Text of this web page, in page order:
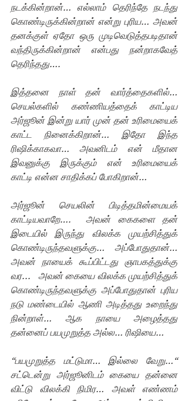
நடக்கின்றான்… எல்லாம் தெரிந்தே நடந்து
கொண்டிருக்கின்றான் என்று புரிய… அவன்
தனக்குள் ஏதோ ஒரு முடிவெடுத்தபடிதான்
வந்திருக்கின்றான் என்பது நன்றாகவேத்
தெரிந்தது….
இத்தனை நாள் தன் வார்த்தைகளில்…
செயல்களில் கண்ணியத்தைக் காட்டிய
அர்ஜூன் இன்று யார் முன் தன் உரிமையைக்
காட்ட நினைக்கிறான்… இதோ இந்த
ரிஷிக்காகவா… அவனிடம் என் மீதான
இவனுக்கு இருக்கும் என் உரிமையைக்
காட்டி என்ன சாதிக்கப் போகிறான்…
அர்ஜூன் செயலின் பிடித்தமின்மையக்
காட்டியவாறே….  அவன் கைகளை தன்
இடையில் இருந்து விலக்க முயற்சித்துக்
கொண்டிருந்தவளுக்கு… அப்போதுதான்…
அவன் நாயைக் கூப்பிட்டது ஞாபகத்துக்கு
வர...
அவன் கையை விலக்க முயற்சித்துக்
கொண்டிருந்தவளுக்கு அப்போதுதான் புரிய
நடு மண்டையில் ஆணி அடித்தது உறைந்து
நின்றாள்… ஆக நாயை அழைத்தது
தன்னைப் பயமுறுத்த அல்ல… ரிஷியை…
“பயமுறுத்த மட்டுமா… இல்லை வேறு…“
சட்டென்று அர்ஜூனிடம் கையை தன்னை
விட்டு விலக்கி நிமிர… அவள் எண்ணம்